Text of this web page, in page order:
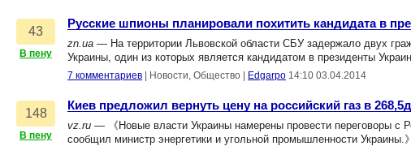
43
В пену
Русские шпионы планировали похитить кандидата в
zn.ua — На территории Львовской области СБУ задержало двух
Украины, один из которых является кандидатом в президенты
7 комментариев Новости, Общество Edgarpo 14:10 03.04.2014
148
В пену
Киев предложил вернуть цену на российский газ в
vz.ru — 《Новые власти Украины намерены провести переговоры с
сообщил министр энергетики и угольной промышленности